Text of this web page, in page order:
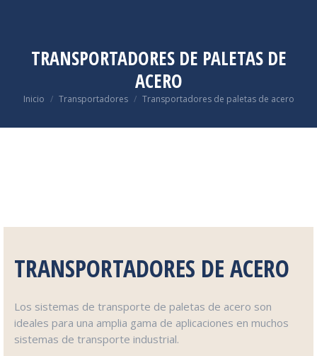
TRANSPORTADORES DE PALETAS DE
ACERO
Estás aquí:
Inicio Transportadores Transportadores de paletas de acero
TRANSPORTADORES DE ACERO
Los sistemas de transporte de paletas de acero son
ideales para una amplia gama de aplicaciones en muchos
sistemas de transporte industrial.